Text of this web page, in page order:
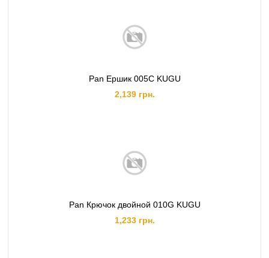
Pan Ершик 005C KUGU
2,139 грн.
Pan Крючок двойной 010G KUGU
1,233 грн.